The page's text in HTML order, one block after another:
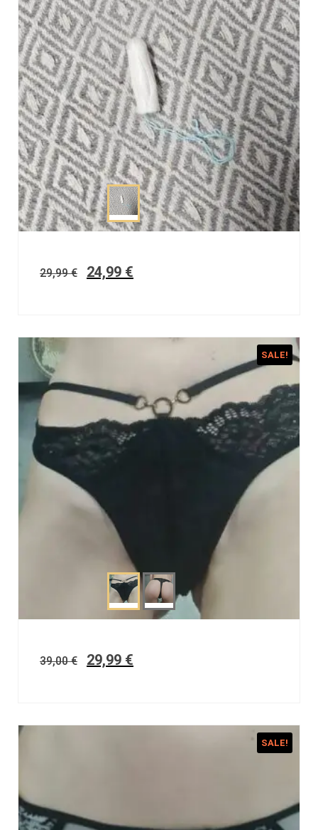
29,99€ 24,99 €
SALE!
39,00€ 29,99 €
SALE!